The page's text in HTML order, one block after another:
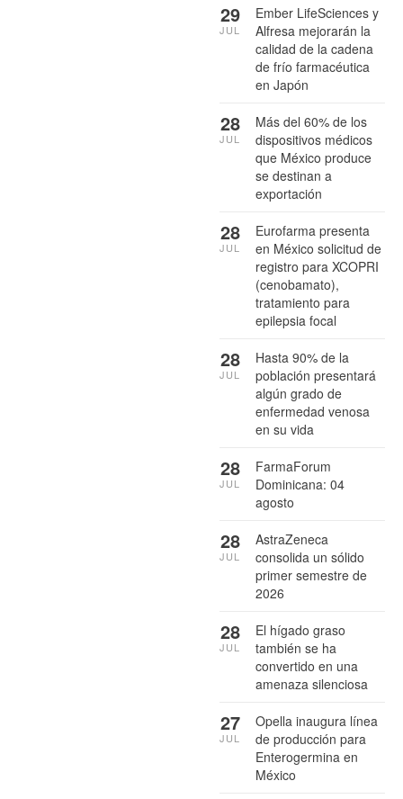
Ember LifeSciences y
Alfresa mejorarán la
calidad de la cadena
de frío farmacéutica
en Japón
29
JUL
Más del 60% de los
dispositivos médicos
que México produce
se destinan a
exportación
28
JUL
Eurofarma presenta
en México solicitud de
registro para XCOPRI
(cenobamato),
tratamiento para
epilepsia focal
28
JUL
Hasta 90% de la
población presentará
algún grado de
enfermedad venosa
en su vida
28
JUL
FarmaForum
Dominicana: 04
agosto
28
JUL
AstraZeneca
consolida un sólido
primer semestre de
2026
28
JUL
El hígado graso
también se ha
convertido en una
amenaza silenciosa
28
JUL
Opella inaugura línea
de producción para
Enterogermina en
México
27
JUL